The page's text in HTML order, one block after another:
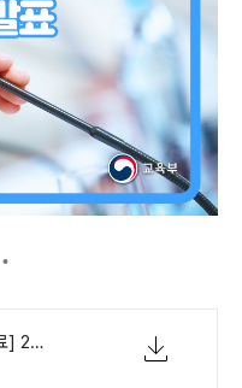
[교육부 06-18(금) 조간보도자료] 2학기 등교 확대 관련 설문조사 결과 발표.pdf